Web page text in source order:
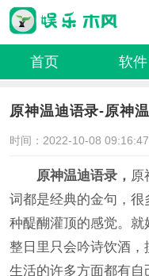
首页 软件
原神温迪语录-原神
时间：2022-10-08 09:16:47
原神温迪语录， 原
词都是经典的金句，
种醍醐灌顶的感觉。
整日里只会吟诗饮酒
生活的许多方面都有